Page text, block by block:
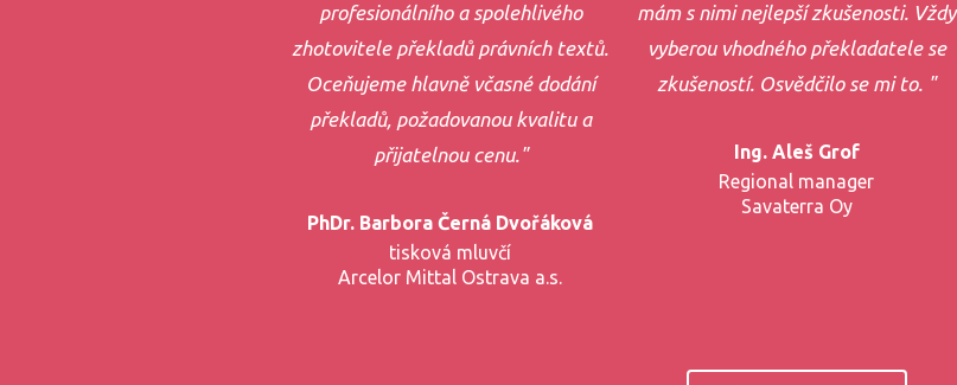
profesionálního a spolehlivého
zhotovitele překladů právních textů.
Oceňujeme hlavně včasné dodání
překladů, požadovanou kvalitu a
přijatelnou cenu."
PhDr. Barbora Černá Dvořáková
tisková mluvčí
Arcelor Mittal Ostrava a.s.
mám s nimi nejlepší zkušenosti. Vždy
vyberou vhodného překladatele se
zkušeností. Osvědčilo se mi to. "
Ing. Aleš Grof
Regional manager
Savaterra Oy